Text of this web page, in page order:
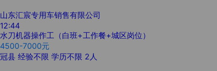
山东汇宸专用车销售有限公司
12:44
水刀机器操作工（白班+工作餐+城区岗位）
4500-7000元
冠县 经验不限 学历不限 2人